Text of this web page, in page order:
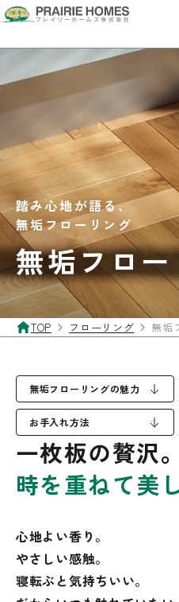
踏み心地が語る、
無垢フローリング
無垢フロ
TOP フローリング 無垢
無垢フローリングの魅力
お手入れ方法
一枚板の贅沢。
時を重ねて美
心地よい香り。
やさしい感触。
寝転ぶと気持ちいい。